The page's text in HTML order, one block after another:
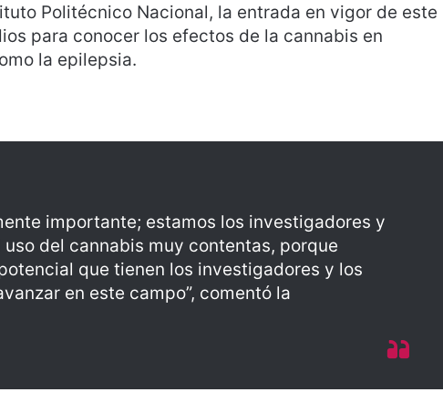
Politécnico Nacional, la entrada en vigor de este
para conocer los efectos de la cannabis en
la epilepsia.
importante; estamos los investigadores y
del cannabis muy contentas, porque
que tienen los investigadores y los
en este campo”, comentó la